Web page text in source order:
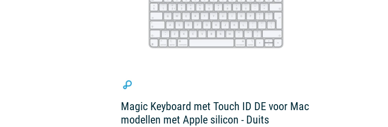
Magic Keyboard met Touch ID DE voor Mac
modellen met Apple silicon - Duits